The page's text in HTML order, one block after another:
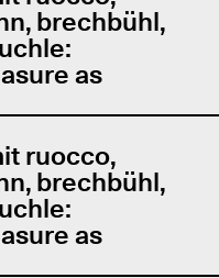
brechbühl,
as
ruocco,
brechbühl,
as